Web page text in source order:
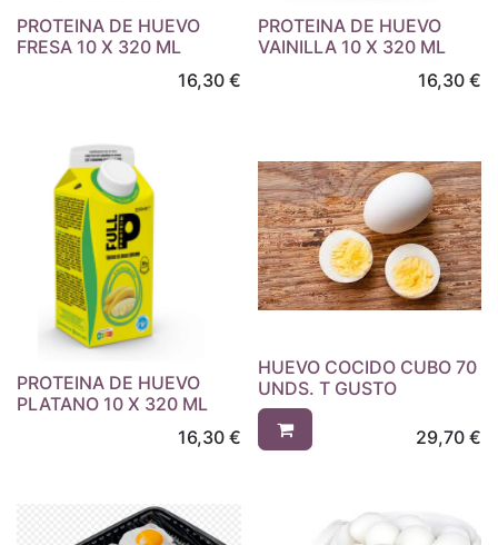
PROTEINA DE HUEVO
FRESA 10 X 320 ML
16,30€
PROTEINA DE HUEVO
VAINILLA 10 X 320 ML
16,30 €
PROTEINA DE HUEVO
PLATANO 10 X 320 ML
16,30€
HUEVO COCIDO CUBO 70
UNDS. T GUSTO
29,70 €